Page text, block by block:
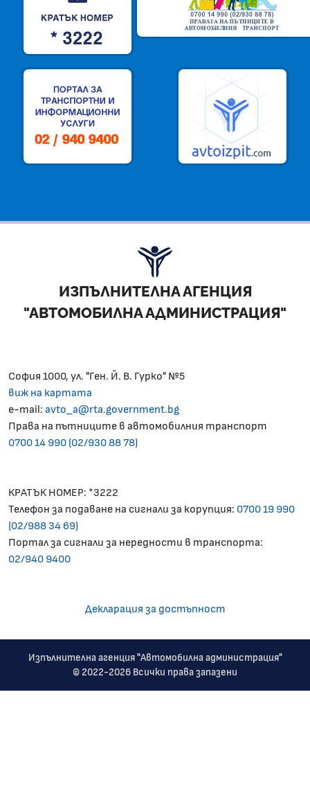
ИЗПЪЛНИТЕЛНА АГЕНЦИЯ
"АВТОМОБИЛНА АДМИНИСТРАЦИЯ"
София 1000, ул. "Ген. Й. В. Гурко" №5
виж на картата
e-mail: avto_a@rta.government.bg
Права на пътниците в автомобилния транспорт
0700 14 990 (02/930 88 78)
КРАТЪК НОМЕР: *3222
Телефон за подаване на сигнали за корупция: 0700 19 990
(02/988 34 69)
Портал за сигнали за нередности в транспорта:
02/940 9400
Декларация за достъпност
Изпълнителна агенция "Автомобилна администрация"
© 2022-2026 Всички права запазени